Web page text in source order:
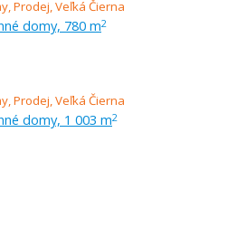
domy, 780 m2
domy, 1 003 m2